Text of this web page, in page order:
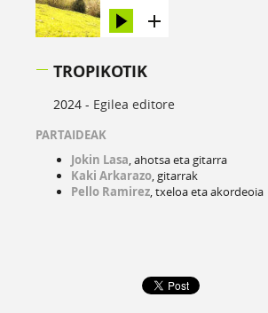
TROPIKOTIK
2024 - Egilea editore
PARTAIDEAK
Jokin Lasa, ahotsa eta gitarra
Kaki Arkarazo, gitarrak
Pello Ramirez, txeloa eta akordeoia